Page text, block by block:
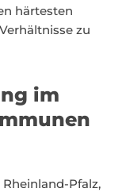
härtesten
zu
im
Pfalz,